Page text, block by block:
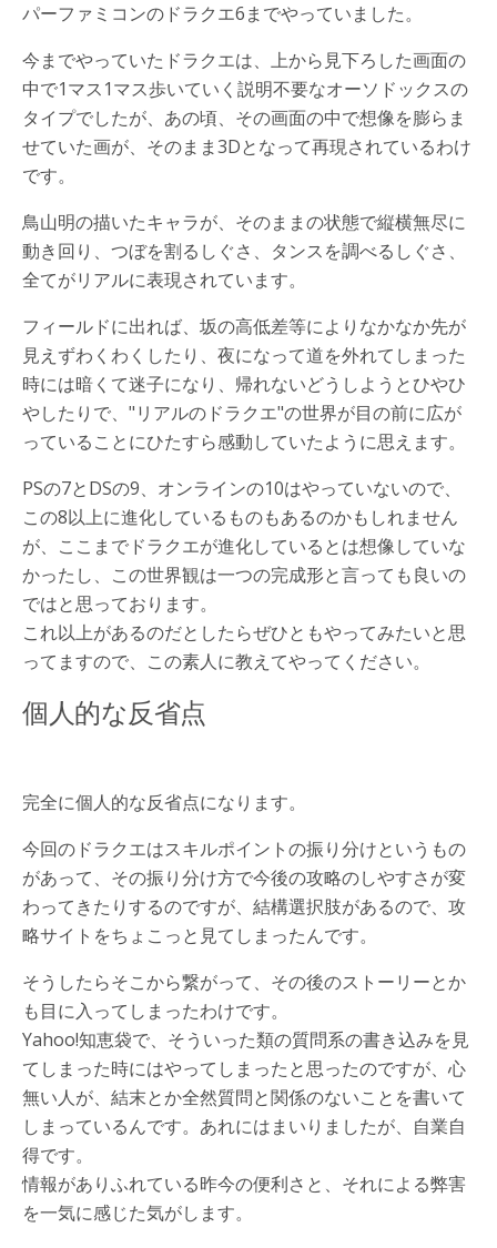
パーファミコンのドラクエ6までやっていました。
今までやっていたドラクエは、上から見下ろした画面の
中で1マス1マス歩いていく説明不要なオーソドックスの
タイプでしたが、あの頃、その画面の中で想像を膨らま
せていた画が、そのまま3Dとなって再現されているわけ
です。
鳥山明の描いたキャラが、そのままの状態で縦横無尽に
動き回り、つぼを割るしぐさ、タンスを調べるしぐさ、
全てがリアルに表現されています。
フィールドに出れば、坂の高低差等によりなかなか先が
見えずわくわくしたり、夜になって道を外れてしまった
時には暗くて迷子になり、帰れないどうしようとひやひ
やしたりで、"リアルのドラクエ"の世界が目の前に広が
っていることにひたすら感動していたように思えます。
PSの7とDSの9、オンラインの10はやっていないので、
この8以上に進化しているものもあるのかもしれません
が、ここまでドラクエが進化しているとは想像していな
かったし、この世界観は一つの完成形と言っても良いの
ではと思っております。
これ以上があるのだとしたらぜひともやってみたいと思
ってますので、この素人に教えてやってください。
個人的な反省点
完全に個人的な反省点になります。
今回のドラクエはスキルポイントの振り分けというもの
があって、その振り分け方で今後の攻略のしやすさが変
わってきたりするのですが、結構選択肢があるので、攻
略サイトをちょこっと見てしまったんです。
そうしたらそこから繋がって、その後のストーリーとか
も目に入ってしまったわけです。
Yahoo!知恵袋で、そういった類の質問系の書き込みを見
てしまった時にはやってしまったと思ったのですが、心
無い人が、結末とか全然質問と関係のないことを書いて
しまっているんです。あれにはまいりましたが、自業自
得です。
情報がありふれている昨今の便利さと、それによる弊害
を一気に感じた気がします。